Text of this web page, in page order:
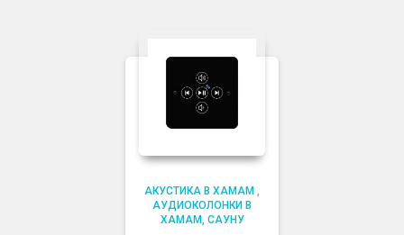
АКУСТИКА В ХАМАМ ,
АУДИОКОЛОНКИ В
ХАМАМ, САУНУ